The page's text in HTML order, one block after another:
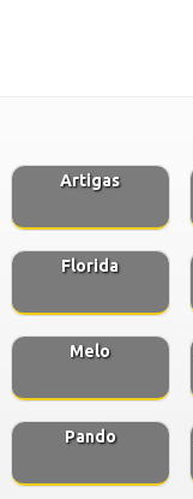
Artigas
Florida
Melo
Pando